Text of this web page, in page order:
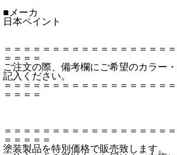
■メーカ
日本ペイント
＝＝＝＝＝＝＝＝＝＝＝＝＝＝＝＝＝
＝＝＝＝
ご注文の際、備考欄にご希望のカラー
記入ください。
＝＝＝＝＝＝＝＝＝＝＝＝＝＝＝＝＝
＝＝＝＝
＝＝＝＝＝＝＝＝＝＝＝＝＝＝＝＝＝
＝＝＝＝＝
塗装製品を特別価格で販売致します。